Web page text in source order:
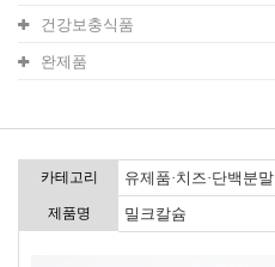
건강보충식품
완제품
카테고리 유제품·치즈·단백분말
제품명 밀크칼슘